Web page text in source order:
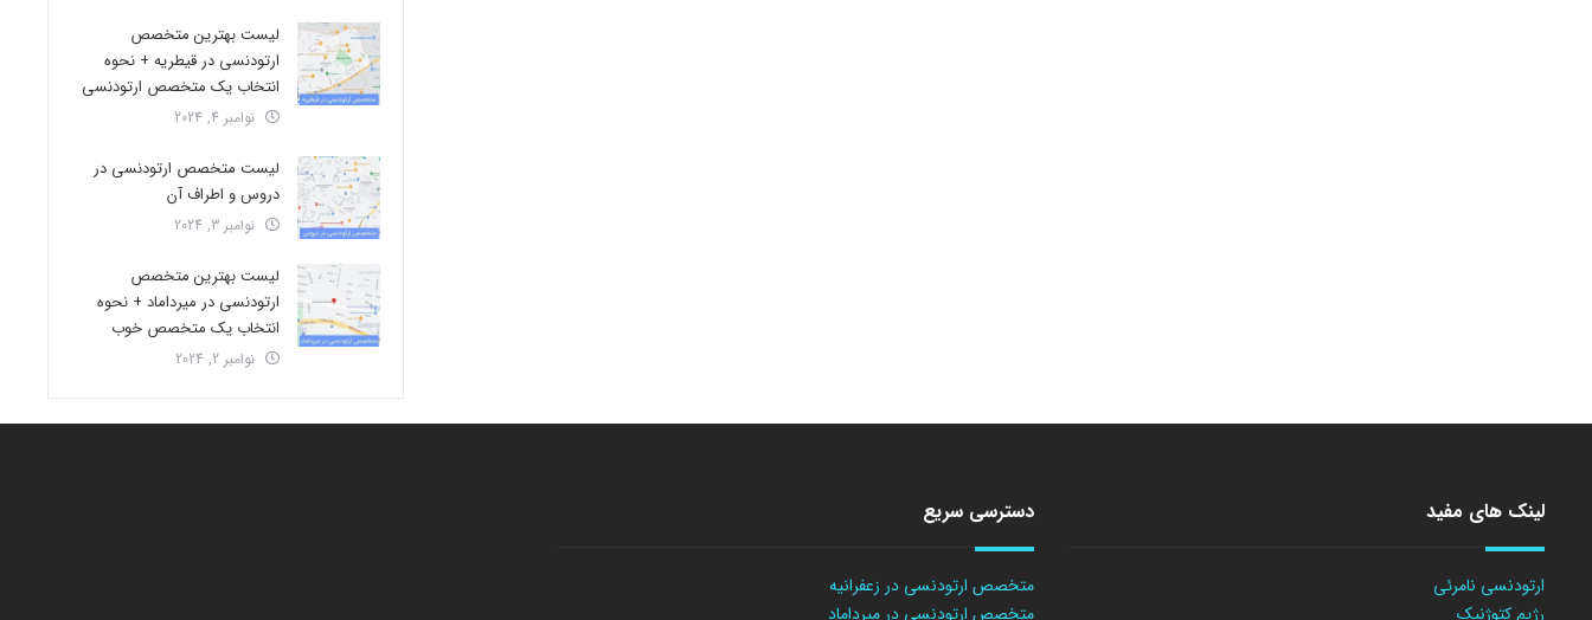
لیست بهترین متخصص
ارتودنسی در قیطریه + نحوه
انتخاب یک متخصص ارتودنسی
نوامبر 4, 2024
لیست متخصص ارتودنسی در
دروس و اطراف آن
نوامبر 3, 2024
لیست بهترین متخصص
ارتودنسی در میرداماد + نحوه
انتخاب یک متخصص خوب
نوامبر 2, 2024
لینک های مفید
ارتودنسی نامرئی
رژیم کتوژنیک
دسترسی سریع
متخصص ارتودنسی در زعفرانیه
متخصص ارتودنسی در میرداماد